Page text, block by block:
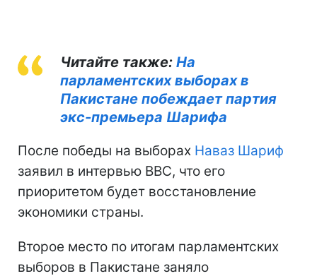
Читайте также: На
парламентских выборах в
Пакистане побеждает партия
экс-премьера Шарифа
После победы на выборах Наваз Шариф
заявил в интервью ВВС, что его
приоритетом будет восстановление
экономики страны.
Второе место по итогам парламентских
выборов в Пакистане заняло